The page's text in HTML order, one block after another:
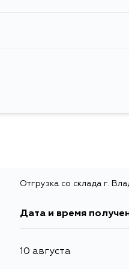
Отгрузка со склада г.
Дата и время
10 августа